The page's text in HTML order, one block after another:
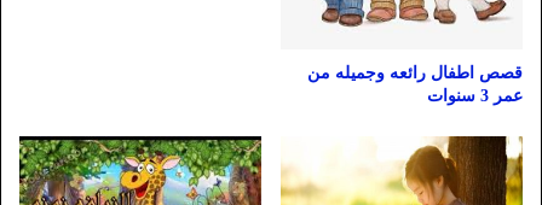
قصص اطفال رائعه وجميله من
عمر 3 سنوات